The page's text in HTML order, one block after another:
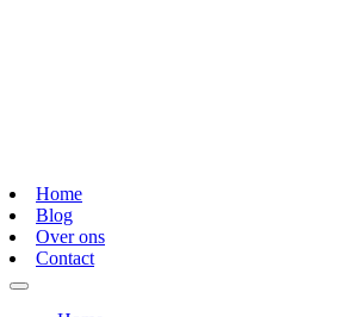
Home
Blog
Over ons
Contact